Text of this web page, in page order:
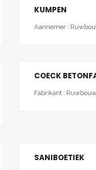
KUMPEN
Aannemer :
COECK
Fabrikant :
SANIBOETIEK